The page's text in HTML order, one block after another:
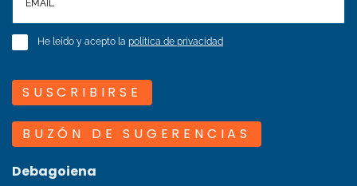
He leído y acepto la política de privacidad
SUSCRIBIRSE
BUZÓN DE SUGERENCIAS
Debagoiena